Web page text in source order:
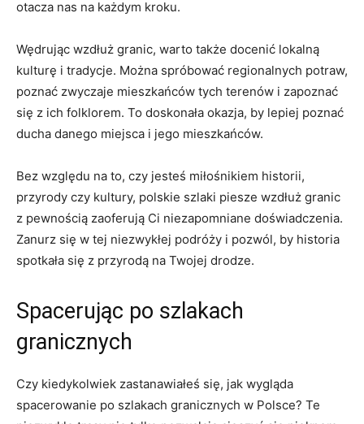
otacza nas na każdym kroku.
Wędrując wzdłuż granic, warto także docenić lokalną
kulturę i tradycje. Można spróbować regionalnych potraw,
poznać ⁤zwyczaje mieszkańców tych terenów i zapoznać
się z‍ ich folklorem.‍ To​ doskonała okazja, by lepiej poznać
ducha danego miejsca i jego⁤ mieszkańców.
Bez względu na to, ⁤czy jesteś miłośnikiem historii,
przyrody czy​ kultury, ⁢polskie‍ szlaki piesze wzdłuż ⁣granic
z pewnością zaoferują Ci niezapomniane doświadczenia.
Zanurz się w tej niezwykłej podróży i pozwól, by historia
spotkała ⁣się z przyrodą na Twojej⁢ drodze.
Spacerując po szlakach
⁤granicznych
Czy kiedykolwiek zastanawiałeś się, jak wygląda
spacerowanie po⁢ szlakach granicznych w Polsce? Te